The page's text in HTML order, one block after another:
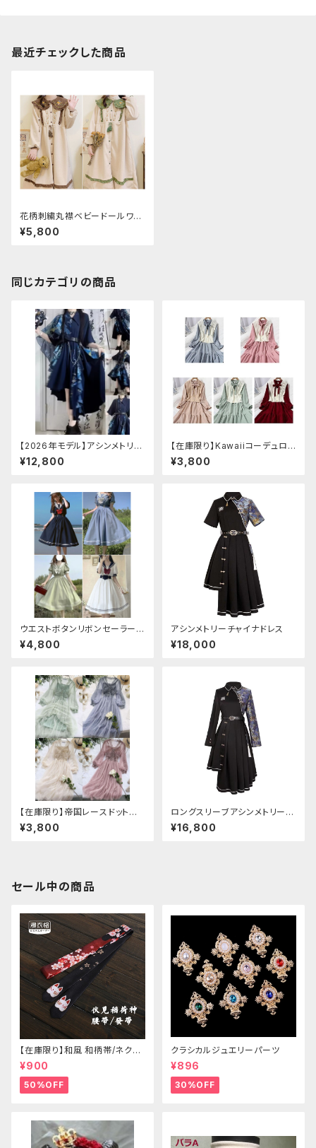
最近チェックした商品
花柄刺繍丸襟ベビードールワン
ピース
¥5,800
同じカテゴリの商品
【2026年モデル】アシンメトリー
チャイナ改良ドレス
¥12,800
【在庫限り】Kawaiiコーデュロイ
ニットワンピースセットアップ
¥3,800
ウエストボタンリボンセーラーワ
ンピース
¥4,800
アシンメトリーチャイナドレス
¥18,000
【在庫限り】帝国レースドットワ
ンピース
¥3,800
ロングスリーブアシンメトリーチ
ャイナドレス
¥16,800
セール中の商品
【在庫限り】和風 和柄帯/ネクタ
イ/リボン（狐面/金魚
¥900
50%OFF
クラシカルジュエリーパーツ
¥896
30%OFF